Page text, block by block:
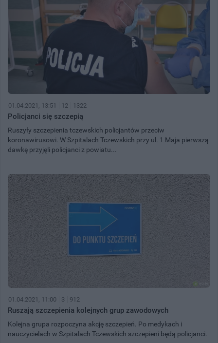
01.04.2021, 13:51 12 1322
Policjanci się szczepią
Ruszyły szczepienia tczewskich policjantów przeciw
koronawirusowi. W Szpitalach Tczewskich przy ul. 1 Maja pierwszą
dawkę przyjęli policjanci z powiatu...
01.04.2021, 11:00 3 912
Ruszają szczepienia kolejnych grup zawodowych
Kolejna grupa rozpoczyna akcję szczepień. Po medykach i
nauczycielach w Szpitalach Tczewskich szczepieni będą policjanci.